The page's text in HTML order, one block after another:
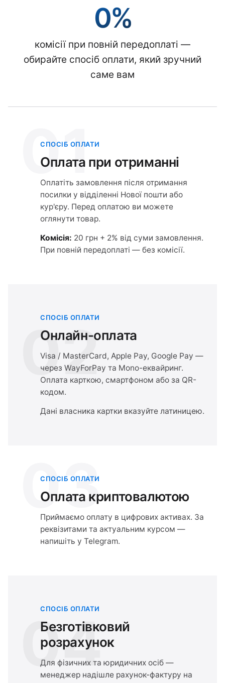
0%
комісії при повній передоплаті —
обирайте спосіб оплати, який зручний
саме вам
01
СПОСІБ ОПЛАТИ
Оплата при отриманні
Оплатіть замовлення після отримання
посилки у відділенні Нової пошти або
кур'єру. Перед оплатою ви можете
оглянути товар.
Комісія: 20 грн + 2% від суми замовлення.
При повній передоплаті — без комісії.
02
СПОСІБ ОПЛАТИ
Онлайн-оплата
Visa / MasterCard, Apple Pay, Google Pay —
через WayForPay та Mono-еквайринг.
Оплата карткою, смартфоном або за QR-
кодом.
Дані власника картки вказуйте латиницею.
03
СПОСІБ ОПЛАТИ
Оплата криптовалютою
Приймаємо оплату в цифрових активах. За
реквізитами та актуальним курсом —
напишіть у Telegram.
04
СПОСІБ ОПЛАТИ
Безготівковий
розрахунок
Для фізичних та юридичних осіб —
менеджер надішле рахунок-фактуру на